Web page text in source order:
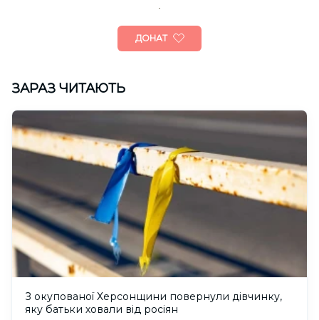
ДОНАТ
ЗАРАЗ ЧИТАЮТЬ
З окупованої Херсонщини повернули дівчинку,
яку батьки ховали від росіян